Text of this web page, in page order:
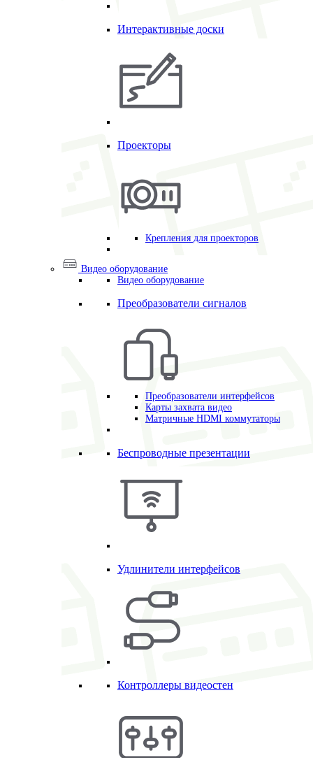
Интерактивные доски
Проекторы
Крепления для проекторов
Видео оборудование
Видео оборудование
Преобразователи сигналов
Преобразователи интерфейсов
Карты захвата видео
Матричные HDMI коммутаторы
Беспроводные презентации
Удлинители интерфейсов
Контроллеры видеостен